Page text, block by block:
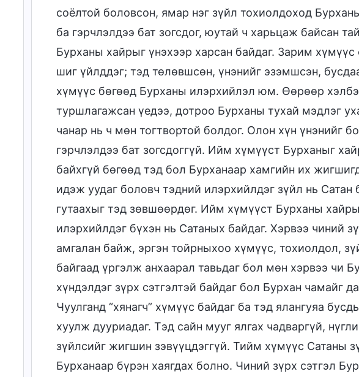
соёлтой боловсон, ямар нэг зүйл тохиолдоход
ба гэрчлэлдээ бат зогсдог, юутай ч харьцаж байсан
Бурханы хайрыг үнэхээр харсан байдаг. Зарим
шиг үйлддэг; тэд төлөвшсөн, үнэнийг эзэмшсэн,
хүмүүс бөгөөд Бурханы илэрхийлэл юм. Өөрөөр
туршлагажсан үедээ, дотроо Бурханы тухай мэдлэг
чанар нь ч мөн тогтвортой болдог. Олон хүн үнэнийг
гэрчлэлдээ бат зогсдоггүй. Ийм хүмүүст Бурханыг
байхгүй бөгөөд тэд бол Бурханаар хамгийн их
идэж уудаг боловч тэдний илэрхийлдэг зүйл нь Сатан
гутаахыг тэд зөвшөөрдөг. Ийм хүмүүст Бурханы
илэрхийлдэг бүхэн нь Сатаных байдаг. Хэрвээ чиний
амгалан байж, эргэн тойрныхоо хүмүүс, тохиолдол,
байгаад үргэлж анхаарал тавьдаг бол мөн хэрвээ чи
хүндэлдэг зүрх сэтгэлтэй байдаг бол Бурхан чамайг
Чуулганд “хянагч” хүмүүс байдаг ба тэд ялангуяа
хуулж дууриадаг. Тэд сайн мууг ялгах чадваргүй,
зүйлсийг жигшин зэвүүцдэггүй. Тийм хүмүүс Сатаны
Бурханаар бүрэн хаягдах болно. Чиний зүрх сэтгэл